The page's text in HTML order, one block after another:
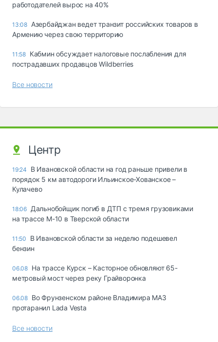
работодателей вырос на 40%
13:08 Азербайджан ведет транзит российских товаров в
Армению через свою территорию
11:58 Кабмин обсуждает налоговые послабления для
пострадавших продавцов Wildberries
Все новости
Центр
19:24
В Ивановской области на год раньше привели в
порядок 5 км автодороги Ильинское-Хованское –
Кулачево
18:06 Дальнобойщик погиб в ДТП с тремя грузовиками
на трассе М-10 в Тверской области
11:50
В Ивановской области за неделю подешевел
бензин
06.08 На трассе Курск – Касторное обновляют 65-
метровый мост через реку Грайворонка
06.08 Во Фрунзенском районе Владимира МАЗ
протаранил Lada Vesta
Все новости